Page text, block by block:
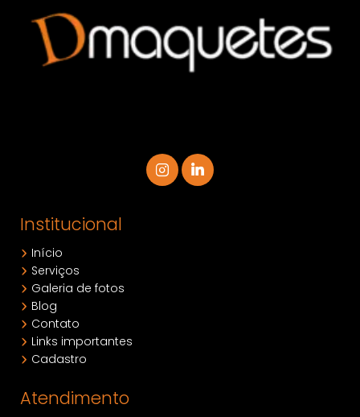
Institucional
Início
Serviços
Galeria de fotos
Blog
Contato
Links importantes
Cadastro
Atendimento